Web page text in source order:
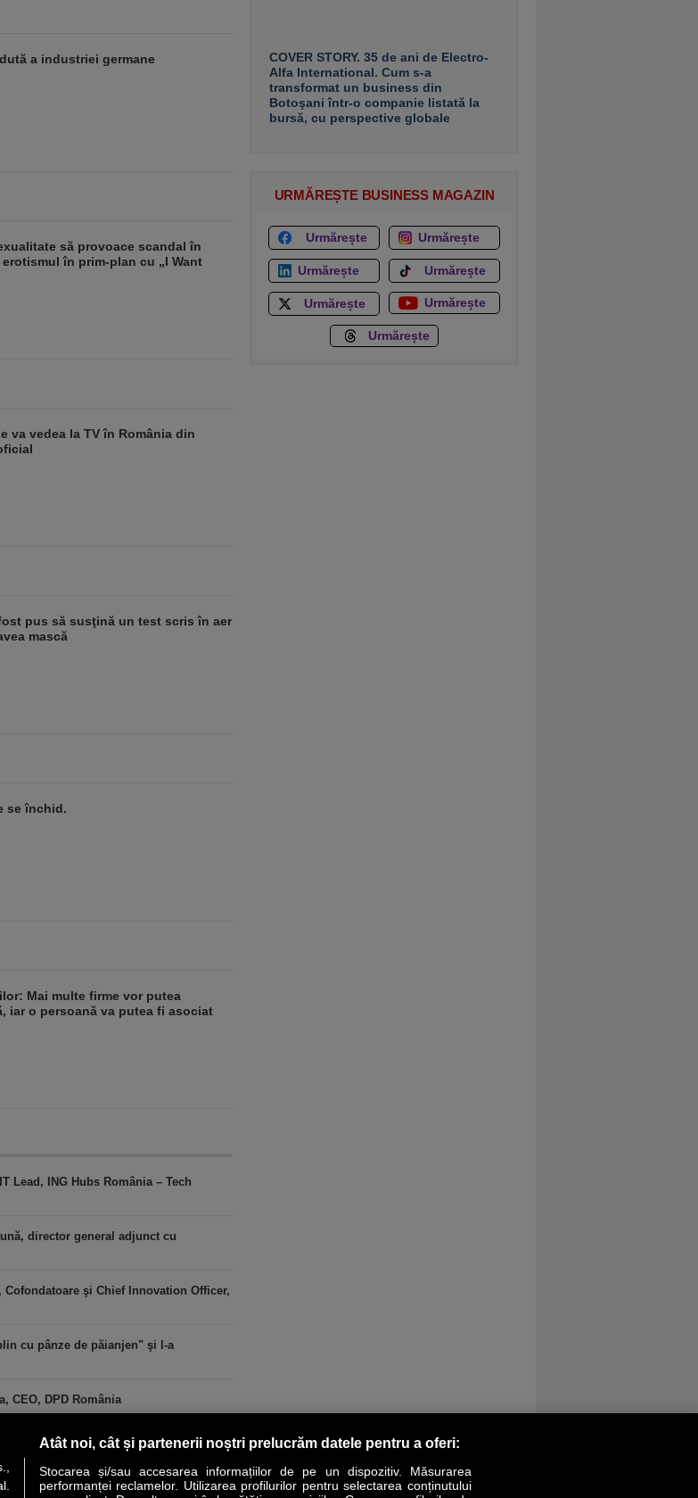
a industriei germane
să provoace scandal în
în prim-plan cu „I Want
va vedea la TV în România din
pus să susţină un test scris în aer
mască
se închid.
Mai multe firme vor putea
iar o persoană va putea fi asociat
Lead, ING Hubs România – Tech
director general adjunct cu
şi Chief Innovation Officer,
cu pânze de păianjen" şi l-a
CEO, DPD România
COVER STORY. 35 de ani de Electro-
Alfa International. Cum s-a
transformat un business din
Botoşani într-o companie listată la
bursă, cu perspective globale
URMĂREȘTE BUSINESS MAGAZIN
Urmărește Urmărește
Urmărește Urmărește
Urmărește Urmărește
Urmărește
Atât noi, cât și partenerii noștri prelucrăm datele pentru a oferi:
Stocarea și/sau accesarea informațiilor de pe un dispozitiv. Măsurarea
performanței reclamelor. Utilizarea profilurilor pentru selectarea conținutului